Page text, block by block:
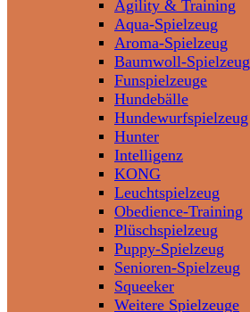
Agility & Training
Aqua-Spielzeug
Aroma-Spielzeug
Baumwoll-Spielzeug
Funspielzeuge
Hundebälle
Hundewurfspielzeug
Hunter
Intelligenz
KONG
Leuchtspielzeug
Obedience-Training
Plüschspielzeug
Puppy-Spielzeug
Senioren-Spielzeug
Squeeker
Weitere Spielzeuge